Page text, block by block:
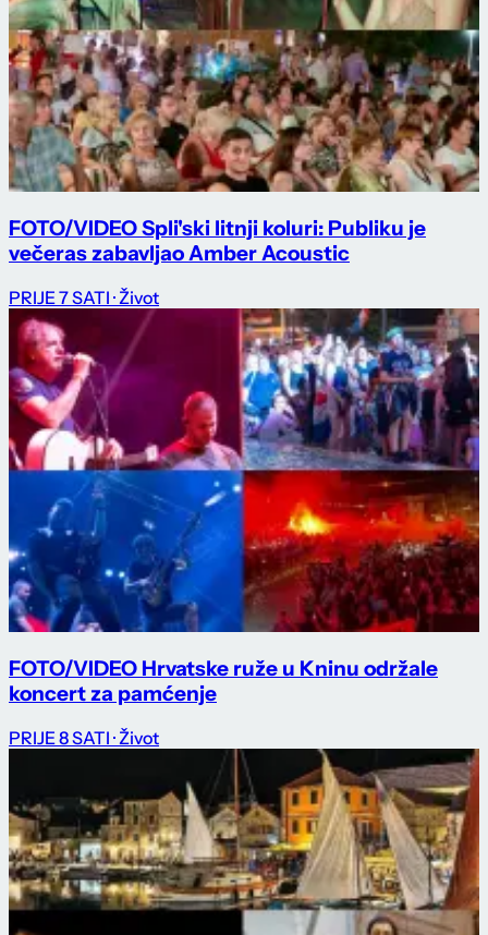
FOTO/VIDEO Spli'ski litnji koluri: Publiku je
večeras zabavljao Amber Acoustic
PRIJE 7 SATI · Život
FOTO/VIDEO Hrvatske ruže u Kninu održale
koncert za pamćenje
PRIJE 8 SATI · Život